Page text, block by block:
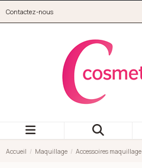
Contactez-nous
Accueil Maquillage Accessoires maquillage